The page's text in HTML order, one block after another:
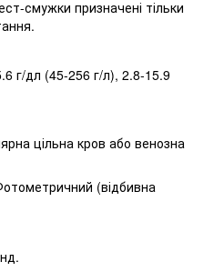
смужки призначені тільки
г/дл (45-256 г/л), 2.8-15.9
цільна кров або венозна
(відбивна